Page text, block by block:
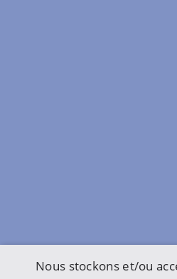
Nous stockons et/ou